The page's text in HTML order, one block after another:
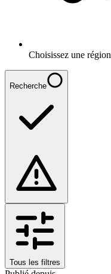
Choisissez une région
Recherche
Tous les filtres